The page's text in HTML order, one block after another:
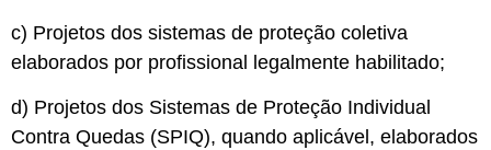
c) Projetos dos sistemas de proteção coletiva
elaborados por profissional legalmente habilitado;
d) Projetos dos Sistemas de Proteção Individual
Contra Quedas (SPIQ), quando aplicável, elaborados